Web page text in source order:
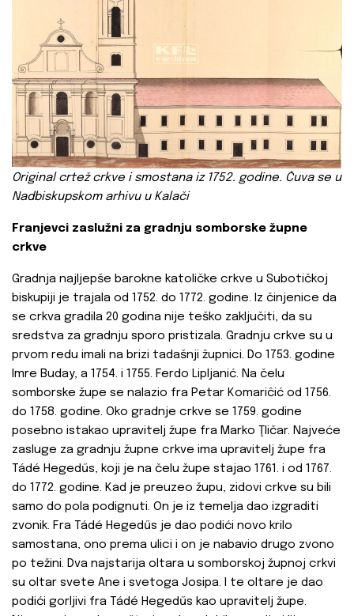
Original crtež crkve i smostana iz 1752. godine. Čuva se u
Nadbiskupskom arhivu u Kalači
Franjevci zaslužni za gradnju somborske župne
crkve
Gradnja najljepše barokne katoličke crkve u Subotičkoj
biskupiji je trajala od 1752. do 1772. godine. Iz činjenice da
se crkva gradila 20 godina nije teško zaključiti, da su
sredstva za gradnju sporo pristizala. Gradnju crkve su u
prvom redu imali na brizi tadašnji župnici. Do 1753. godine
Imre Buday, a 1754. i 1755. Ferdo Lipljanić. Na čelu
somborske župe se nalazio fra Petar Komariĉić od 1756.
do 1758. godine. Oko gradnje crkve se 1759. godine
posebno istakao upravitelj župe fra Marko Ţličar. Najveće
zasluge za gradnju župne crkve ima upravitelj župe fra
Tádé Hegedűs, koji je na čelu župe stajao 1761. i od 1767.
do 1772. godine. Kad je preuzeo župu, zidovi crkve su bili
samo do pola podignuti. On je iz temelja dao izgraditi
zvonik. Fra Tádé Hegedűs je dao podići novo krilo
samostana, ono prema ulici i on je nabavio drugo zvono
po težini. Dva najstarija oltara u somborskoj župnoj crkvi
su oltar svete Ane i svetoga Josipa. I te oltare je dao
podići gorljivi fra Tádé Hegedűs kao upravitelj župe.